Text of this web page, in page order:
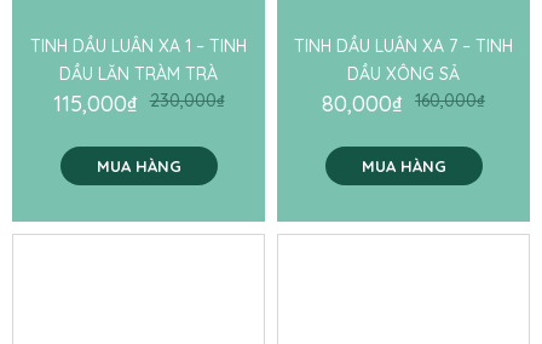
TINH DẦU LUÂN XA 1 – TINH
DẦU LĂN TRÀM TRÀ
230,000₫
115,000₫
MUA HÀNG
TINH DẦU LUÂN XA 7 – TINH
DẦU XÔNG SẢ
160,000₫
80,000₫
MUA HÀNG